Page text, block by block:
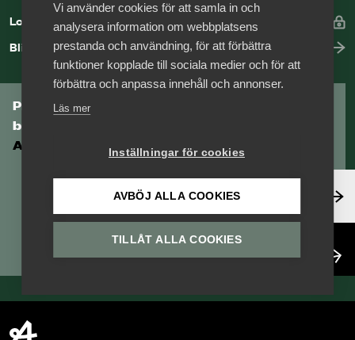
Logga in
Bli medlem
Prenumerera på Tågföretagens
branschnyhetsbrev
Aktuell info direkt i din inkorg.
Anmäl dig här
Vi använder cookies för att samla in och
analysera information om webbplatsens
prestanda och användning, för att förbättra
funktioner kopplade till sociala medier och för att
förbättra och anpassa innehåll och annonser.
Läs mer
Inställningar för cookies
AVBÖJ ALLA COOKIES
TILLÅT ALLA COOKIES